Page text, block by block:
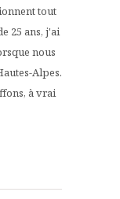
tout
25 ans, j'ai
nous
Alpes.
à vrai